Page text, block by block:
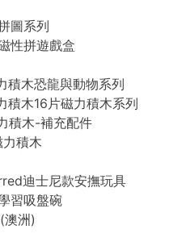
圖系列
性拼遊戲盒
積木恐龍與動物系列
積木16片磁力積木系列
積木-補充配件
積木
迪士尼款安撫玩具
習吸盤碗
澳洲)